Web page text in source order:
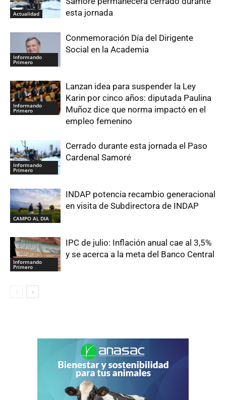
Actualidad
esta jornada
Informando
Primero
Conmemoración Día del Dirigente
Social en la Academia
Informando
Primero
Lanzan idea para suspender la Ley
Karin por cinco años: diputada Paulina
Muñoz dice que norma impactó en el
empleo femenino
Informando
Primero
Cerrado durante esta jornada el Paso
Cardenal Samoré
CAMPO AL DIA
INDAP potencia recambio generacional
en visita de Subdirectora de INDAP
Informando
Primero
IPC de julio: Inflación anual cae al 3,5%
y se acerca a la meta del Banco Central